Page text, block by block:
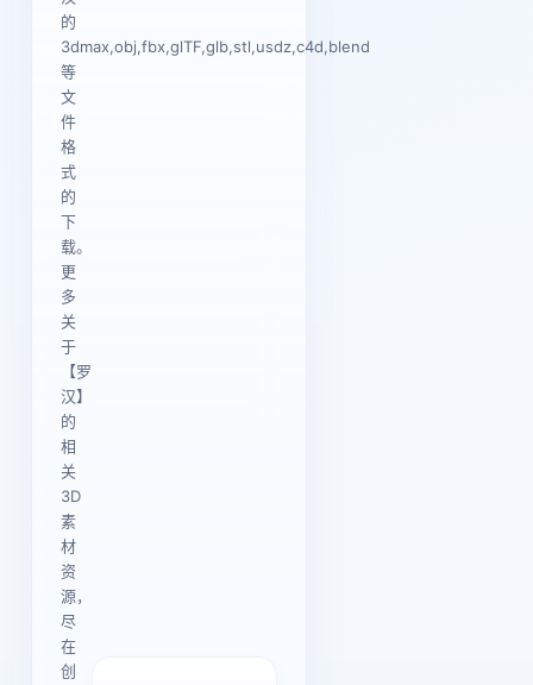
的
3dmax,obj,fbx,glTF,glb,stl,usdz,c4d,blend
等
文
件
格
式
的
下
载。
更
多
关
于
【罗
汉】
的
相
关
3D
素
材
资
源，
尽
在
创